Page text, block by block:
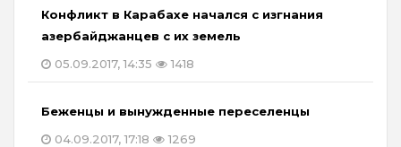
Конфликт в Карабахе начался с изгнания
азербайджанцев с их земель
05.09.2017, 14:35
1418
Беженцы и вынужденные переселенцы
04.09.2017, 17:18
1269